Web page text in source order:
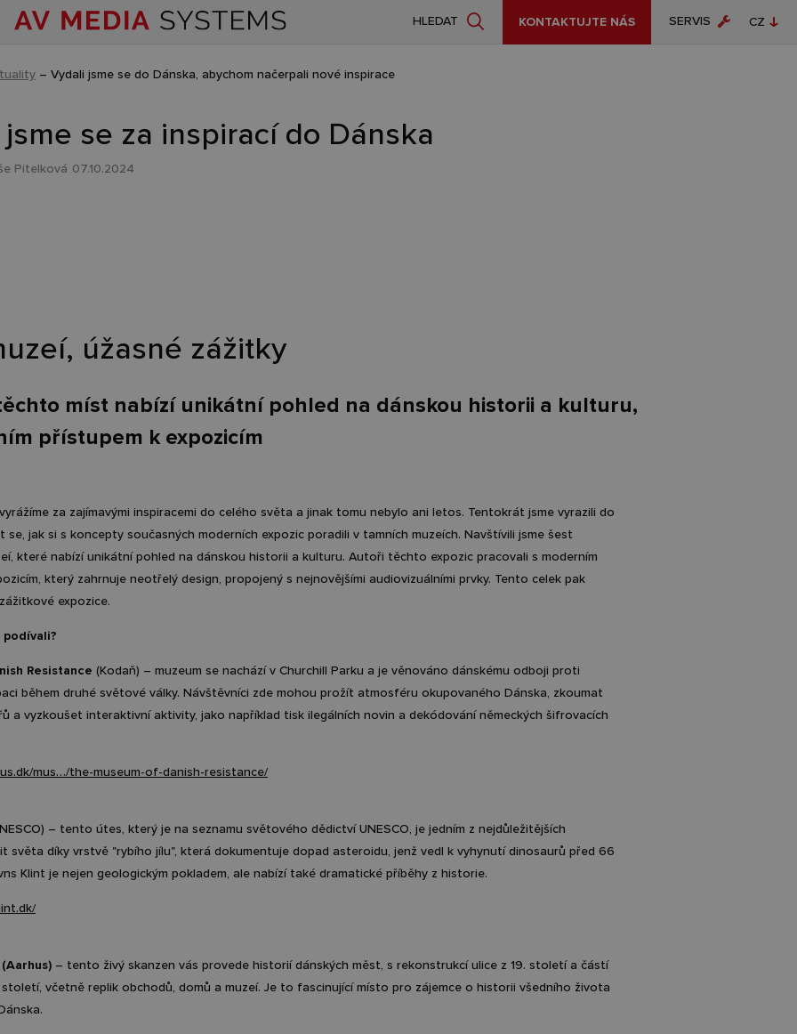
HLEDAT KONTAKTUJTE NÁS SERVIS CZ
– Vydali jsme se do Dánska, abychom načerpali nové inspirace
se za inspirací do Dánska
Pitelková 07.10.2024
úžasné zážitky
míst nabízí unikátní pohled na dánskou historii a kulturu,
přístupem k expozicím
za zajímavými inspiracemi do celého světa a jinak tomu nebylo ani letos. Tentokrát jsme vyrazili do
se, jak si s koncepty současných moderních expozic poradili v tamních muzeích. Navštívili jsme šest
které nabízí unikátní pohled na dánskou historii a kulturu. Autoři těchto expozic pracovali s moderním
který zahrnuje neotřelý design, propojený s nejnovějšími audiovizuálními prvky. Tento celek pak
expozice.
Resistance (Kodaň) – muzeum se nachází v Churchill Parku a je věnováno dánskému odboji proti
během druhé světové války. Návštěvníci zde mohou prožít atmosféru okupovaného Dánska, zkoumat
a vyzkoušet interaktivní aktivity, jako například tisk ilegálních novin a dekódování německých šifrovacích
mus…/the-museum-of-danish-resistance/
– tento útes, který je na seznamu světového dědictví UNESCO, je jedním z nejdůležitějších
světa díky vrstvě "rybího jílu", která dokumentuje dopad asteroidu, jenž vedl k vyhynutí dinosaurů před 66
Klint je nejen geologickým pokladem, ale nabízí také dramatické příběhy z historie​.
– tento živý skanzen vás provede historií dánských měst, s rekonstrukcí ulice z 19. století a částí
včetně replik obchodů, domů a muzeí. Je to fascinující místo pro zájemce o historii všedního života